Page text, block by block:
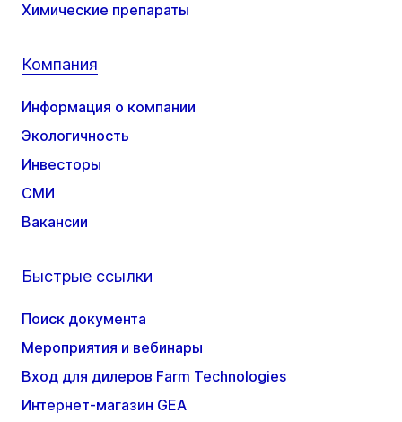
Химические препараты
Компания
Информация о компании
Экологичность
Инвесторы
СМИ
Вакансии
Быстрые ссылки
Поиск документа
Мероприятия и вебинары
Вход для дилеров Farm Technologies
Интернет-магазин GEA